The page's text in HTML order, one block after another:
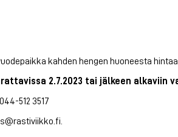
kahden hengen huoneesta
2.7.2023 tai jälkeen alkaviin
512 3517